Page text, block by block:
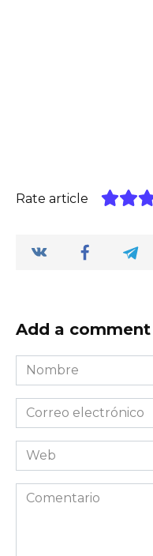
Rate article
Add a comment
Nombre
*
Correo
electrónico
*Web
Comentario